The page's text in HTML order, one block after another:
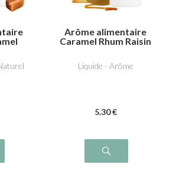
Arôme alimentaire
Caramel Rhum Raisin
Liquide - Arôme
5.30 €